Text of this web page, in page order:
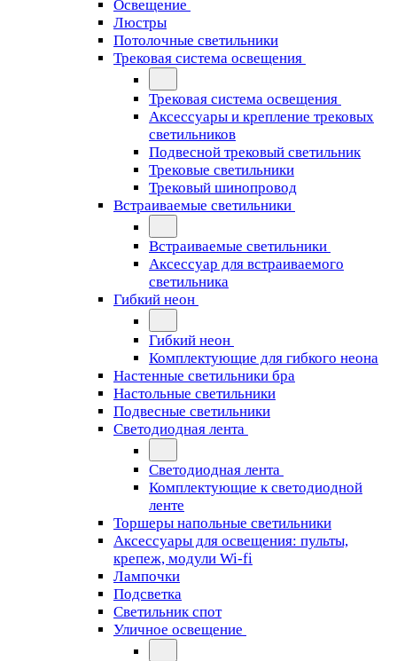
Освещение
Люстры
Потолочные светильники
Трековая система освещения
Трековая система освещения
Аксессуары и крепление трековых
светильников
Подвесной трековый светильник
Трековые светильники
Трековый шинопровод
Встраиваемые светильники
Встраиваемые светильники
Аксессуар для встраиваемого
светильника
Гибкий неон
Гибкий неон
Комплектующие для гибкого неона
Настенные светильники бра
Настольные светильники
Подвесные светильники
Светодиодная лента
Светодиодная лента
Комплектующие к светодиодной
ленте
Торшеры напольные светильники
Аксессуары для освещения: пульты,
крепеж, модули Wi-fi
Лампочки
Подсветка
Светильник спот
Уличное освещение